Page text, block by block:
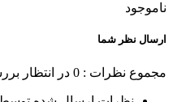
ناموجود
ارسال نظر شما
مجموع نظرات : 0 در انتظار